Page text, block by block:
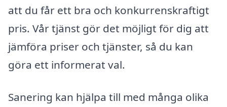
att du får ett bra och konkurrenskraftigt
pris. Vår tjänst gör det möjligt för dig att
jämföra priser och tjänster, så du kan
göra ett informerat val.
Sanering kan hjälpa till med många olika